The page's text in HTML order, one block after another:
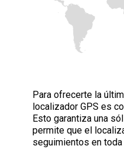
Para ofrecerte la
localizador GPS es
Esto garantiza una
permite que el
seguimientos en toda